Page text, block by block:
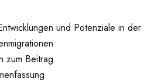
und Potenziale in der
zum Beitrag